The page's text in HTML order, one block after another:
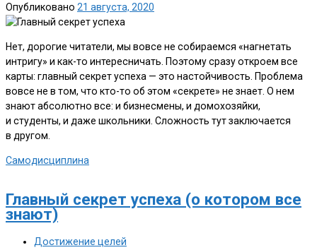
Опубликовано 21 августа, 2020
Нет, дорогие читатели, мы вовсе не собираемся «нагнетать
интригу» и как-то интересничать. Поэтому сразу откроем все
карты: главный секрет успеха — это настойчивость. Проблема
вовсе не в том, что кто-то об этом «секрете» не знает. О нем
знают абсолютно все: и бизнесмены, и домохозяйки,
и студенты, и даже школьники. Сложность тут заключается
в другом.
Самодисциплина
Главный секрет успеха (о котором все
знают)
Достижение целей